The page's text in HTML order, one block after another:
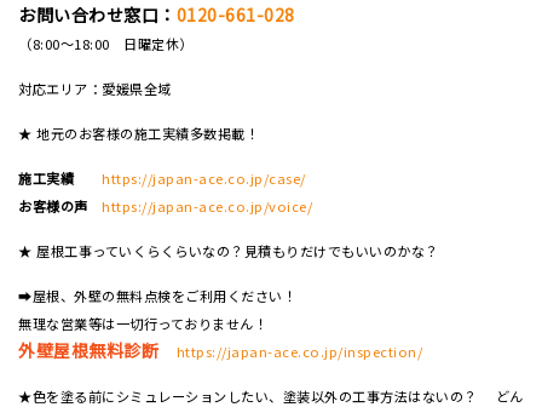
お問い合わせ窓口： 0120-661-028
（8:00～18:00 日曜定休）
対応エリア：愛媛県全域
★ 地元のお客様の施工実績多数掲載！
施工実績
https://japan-ace.co.jp/case/
お客様の声
https://japan-ace.co.jp/voice/
★ 屋根工事っていくらくらいなの？見積もりだけでもいいのかな？
➡屋根、外壁の無料点検をご利用ください！
無理な営業等は一切行っておりません！
外壁屋根無料診断 https://japan-ace.co.jp/inspection/
★色を塗る前にシミュレーションしたい、塗装以外の工事方法はないの？ どん